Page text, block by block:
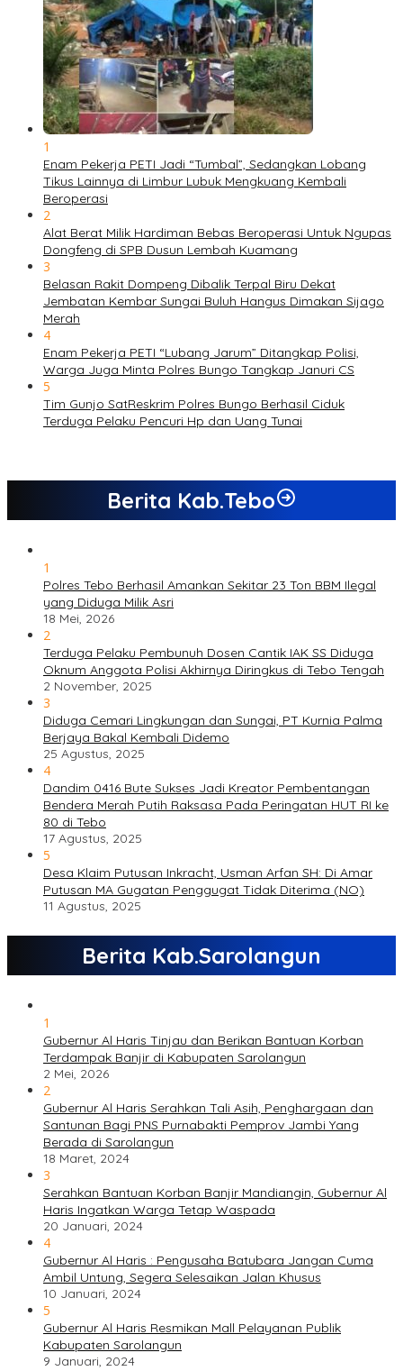
1
Enam Pekerja PETI Jadi “Tumbal”, Sedangkan Lobang
Tikus Lainnya di Limbur Lubuk Mengkuang Kembali
Beroperasi
2
Alat Berat Milik Hardiman Bebas Beroperasi Untuk Ngupas
Dongfeng di SPB Dusun Lembah Kuamang
3
Belasan Rakit Dompeng Dibalik Terpal Biru Dekat
Jembatan Kembar Sungai Buluh Hangus Dimakan Sijago
Merah
4
Enam Pekerja PETI “Lubang Jarum” Ditangkap Polisi,
Warga Juga Minta Polres Bungo Tangkap Januri CS
5
Tim Gunjo SatReskrim Polres Bungo Berhasil Ciduk
Terduga Pelaku Pencuri Hp dan Uang Tunai
Berita Kab.Tebo
1
Polres Tebo Berhasil Amankan Sekitar 23 Ton BBM Ilegal
yang Diduga Milik Asri
18 Mei, 2026
2
Terduga Pelaku Pembunuh Dosen Cantik IAK SS Diduga
Oknum Anggota Polisi Akhirnya Diringkus di Tebo Tengah
2 November, 2025
3
Diduga Cemari Lingkungan dan Sungai, PT Kurnia Palma
Berjaya Bakal Kembali Didemo
25 Agustus, 2025
4
Dandim 0416 Bute Sukses Jadi Kreator Pembentangan
Bendera Merah Putih Raksasa Pada Peringatan HUT RI ke
80 di Tebo
17 Agustus, 2025
5
Desa Klaim Putusan Inkracht, Usman Arfan SH: Di Amar
Putusan MA Gugatan Penggugat Tidak Diterima (NO)
11 Agustus, 2025
Berita Kab.Sarolangun
1
Gubernur Al Haris Tinjau dan Berikan Bantuan Korban
Terdampak Banjir di Kabupaten Sarolangun
2 Mei, 2026
2
Gubernur Al Haris Serahkan Tali Asih, Penghargaan dan
Santunan Bagi PNS Purnabakti Pemprov Jambi Yang
Berada di Sarolangun
18 Maret, 2024
3
Serahkan Bantuan Korban Banjir Mandiangin, Gubernur Al
Haris Ingatkan Warga Tetap Waspada
20 Januari, 2024
4
Gubernur Al Haris : Pengusaha Batubara Jangan Cuma
Ambil Untung, Segera Selesaikan Jalan Khusus
10 Januari, 2024
5
Gubernur Al Haris Resmikan Mall Pelayanan Publik
Kabupaten Sarolangun
9 Januari, 2024